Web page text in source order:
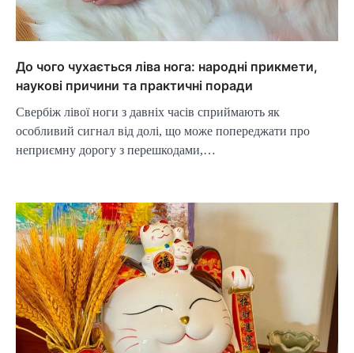
До чого чухається ліва нога: народні прикмети,
наукові причини та практичні поради
Свербіж лівої ноги з давніх часів сприймають як
особливий сигнал від долі, що може попереджати про
неприємну дорогу з перешкодами,…